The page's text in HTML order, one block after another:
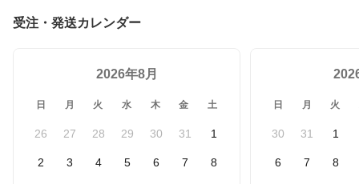
受注・発送カレンダー
2026年8月
日 月 火 水 木 金 土
26 27 28 29 30 31 1
2 3 4 5 6 7 8
日 月 火
30 31 1
6 7 8